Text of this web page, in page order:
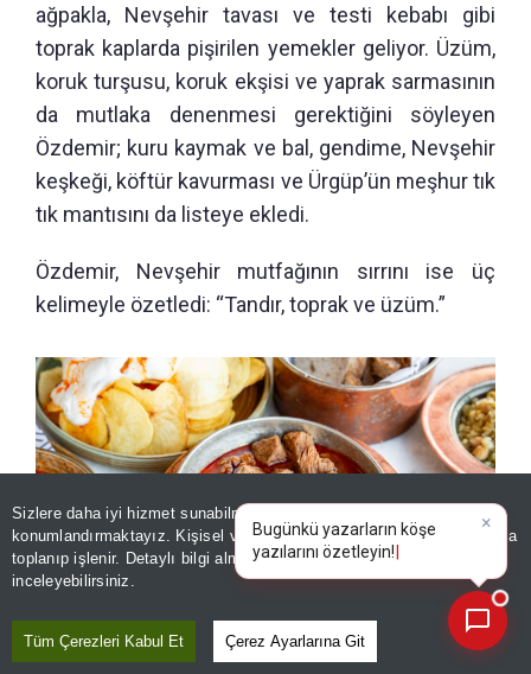
Sizlere daha iyi hizmet sunabilmek adına sitemizde
konumlandırmaktayız. Kişisel verileriniz, KVKK ve GDPR kapsamında
toplanıp işlenir. Detaylı bilgi almak içinAydınlatma Metnimizi
inceleyebilirsiniz.
Tüm Çerezleri Kabul Et Çerez Ayarlarına Git
ağpakla, Nevşehir tavası ve testi kebabı gibi
toprak kaplarda pişirilen yemekler geliyor. Üzüm,
koruk turşusu, koruk ekşisi ve yaprak sarmasının
da mutlaka denenmesi gerektiğini söyleyen
Özdemir; kuru kaymak ve bal, gendime, Nevşehir
keşkeği, köftür kavurması ve Ürgüp’ün meşhur tık
tık mantısını da listeye ekledi.
Özdemir, Nevşehir mutfağının sırrını ise üç
kelimeyle özetledi: “Tandır, toprak ve üzüm.”
×
Bugünkü yazarların köşe
yazılarını özetleyin!